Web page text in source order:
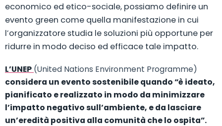
economico ed etico-sociale, possiamo definire un
evento green come quella manifestazione in cui
l’organizzatore studia le soluzioni più opportune per
ridurre in modo deciso ed efficace tale impatto.
L’UNEP (United Nations Environment Programme)
considera un evento sostenibile quando “è ideato,
pianificato e realizzato in modo da minimizzare
l’impatto negativo sull’ambiente, e da lasciare
un’eredità positiva alla comunità che lo ospita”.